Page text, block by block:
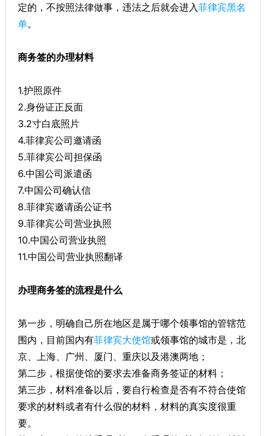
定的，不按照法律做事，违法之后就会进入菲律宾黑名
单。
商务签的办理材料
1.护照原件
2.身份证正反面
3.2寸白底照片
4.菲律宾公司邀请函
5.菲律宾公司担保函
6.中国公司派遣函
7.中国公司确认信
8.菲律宾邀请函公证书
9.菲律宾公司营业执照
10.中国公司营业执照
11.中国公司营业执照翻译
办理商务签的流程是什么
第一步，明确自己所在地区是属于哪个领事馆的管辖范
围内，目前国内有菲律宾大使馆或领事馆的城市是，北
京、上海、广州、厦门、重庆以及港澳两地；
第二步，根据使馆的要求去准备商务签证的材料；
第三步，材料准备以后，要自行检查是否有不符合使馆
要求的材料或者有什么假的材料，材料的真实度很重
要。